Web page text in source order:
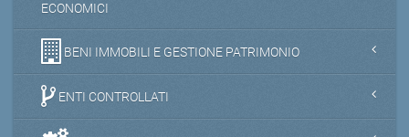
ECONOMICI
BENI IMMOBILI E GESTIONE PATRIMONIO
ENTI CONTROLLATI